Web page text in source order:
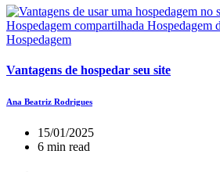
Hospedagem compartilhada Hospedagem
Hospedagem
Vantagens de hospedar seu site
Ana Beatriz Rodrigues
15/01/2025
6 min read